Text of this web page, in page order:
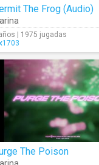
The Frog (Audio)
| 1975 jugadas
The Poison